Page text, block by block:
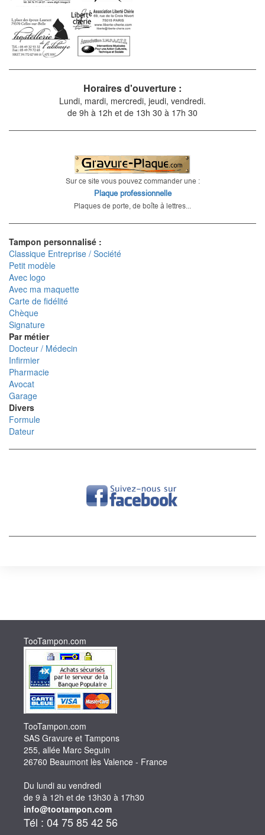
Horaires d'ouverture :
Lundi, mardi, mercredi, jeudi, vendredi.
de 9h à 12h et de 13h 30 à 17h 30
Sur ce site vous pouvez commander une :
Plaque professionnelle
Plaques de porte, de boîte à lettres...
Tampon personnalisé :
Classique Entreprise / Société
Petit modèle
Avec logo
Avec ma maquette
Carte de fidélité
Chèque
Signature
Par métier
Docteur / Médecin
Infirmier
Pharmacie
Avocat
Garage
Divers
Formule
Dateur
TooTampon.com
TooTampon.com
SAS Gravure et Tampons
255, allée Marc Seguin
26760 Beaumont lès Valence - France
Du lundi au vendredi
de 9 à 12h et de 13h30 à 17h30
info@tootampon.com
Tél : 04 75 85 42 56